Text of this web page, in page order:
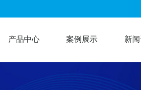
产品中心 案例展示 新